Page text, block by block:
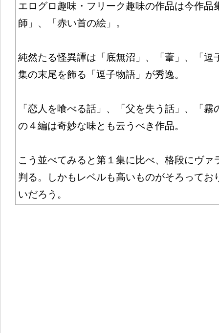
エログロ趣味・フリーク趣味の作品は今作品
師」、「赤い首の絵」。
純然たる怪異譚は「底無沼」、「葦」、「逗
集の末尾を飾る「逗子物語」が秀逸。
「恋人を喰べる話」、「父を失う話」、「
の４編は奇妙な味とも云うべき作品。
こう並べてみると第１集に比べ、格段にヴァ
判る。しかもレベルも高いものがそろってお
いだろう。